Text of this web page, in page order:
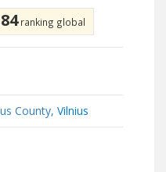
ranking global
County, Vilnius